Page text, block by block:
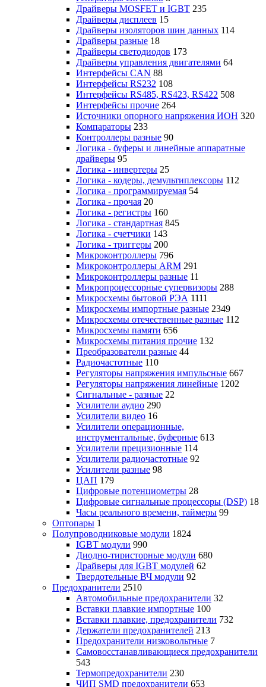
Драйверы MOSFET и IGBT 235
Драйверы дисплеев 15
Драйверы изоляторов шин данных 114
Драйверы разные 18
Драйверы светодиодов 173
Драйверы управления двигателями 64
Интерфейсы CAN 88
Интерфейсы RS232 108
Интерфейсы RS485, RS423, RS422 508
Интерфейсы прочие 264
Источники опорного напряжения ИОН 320
Компараторы 233
Контроллеры разные 90
Логика - буферы и линейные аппаратные
драйверы 95
Логика - инвертеры 25
Логика - кодеры, демультиплексоры 112
Логика - программируемая 54
Логика - прочая 20
Логика - регистры 160
Логика - стандартная 845
Логика - счетчики 143
Логика - триггеры 200
Микроконтроллеры 796
Микроконтроллеры ARM 291
Микроконтроллеры разные 11
Микропроцессорные супервизоры 288
Микросхемы бытовой РЭА 1111
Микросхемы импортные разные 2349
Микросхемы отечественные разные 112
Микросхемы памяти 656
Микросхемы питания прочие 132
Преобразователи разные 44
Радиочастотные 110
Регуляторы напряжения импульсные 667
Регуляторы напряжения линейные 1202
Сигнальные - разные 22
Усилители аудио 290
Усилители видео 16
Усилители операционные,
инструментальные, буферные 613
Усилители прецизионные 114
Усилители радиочастотные 92
Усилители разные 98
ЦАП 179
Цифровые потенциометры 28
Цифровые сигнальные процессоры (DSP) 18
Часы реального времени, таймеры 99
Оптопары 1
Полупроводниковые модули 1824
IGBT модули 990
Диодно-тиристорные модули 680
Драйверы для IGBT модулей 62
Твердотельные ВЧ модули 92
Предохранители 2510
Автомобильные предохранители 32
Вставки плавкие импортные 100
Вставки плавкие, предохранители 732
Держатели предохранителей 213
Предохранители низковольтные 7
Самовосстанавливающиеся предохранители
543
Термопредохранители 230
ЧИП SMD предохранители 653